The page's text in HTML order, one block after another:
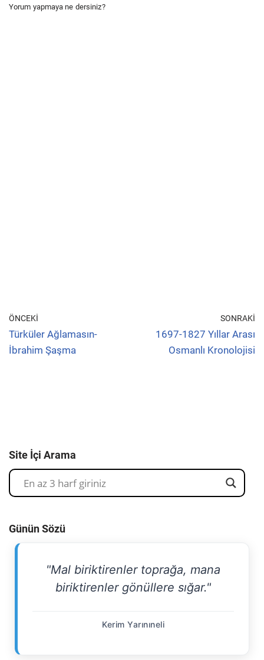
Yorum yapmaya ne dersiniz?
ÖNCEKI
Türküler Ağlamasın-
İbrahim Şaşma
SONRAKI
1697-1827 Yıllar Arası
Osmanlı Kronolojisi
Site İçi Arama
Günün Sözü
"Mal biriktirenler toprağa, mana
biriktirenler gönüllere sığar."
Kerim Yarınıneli